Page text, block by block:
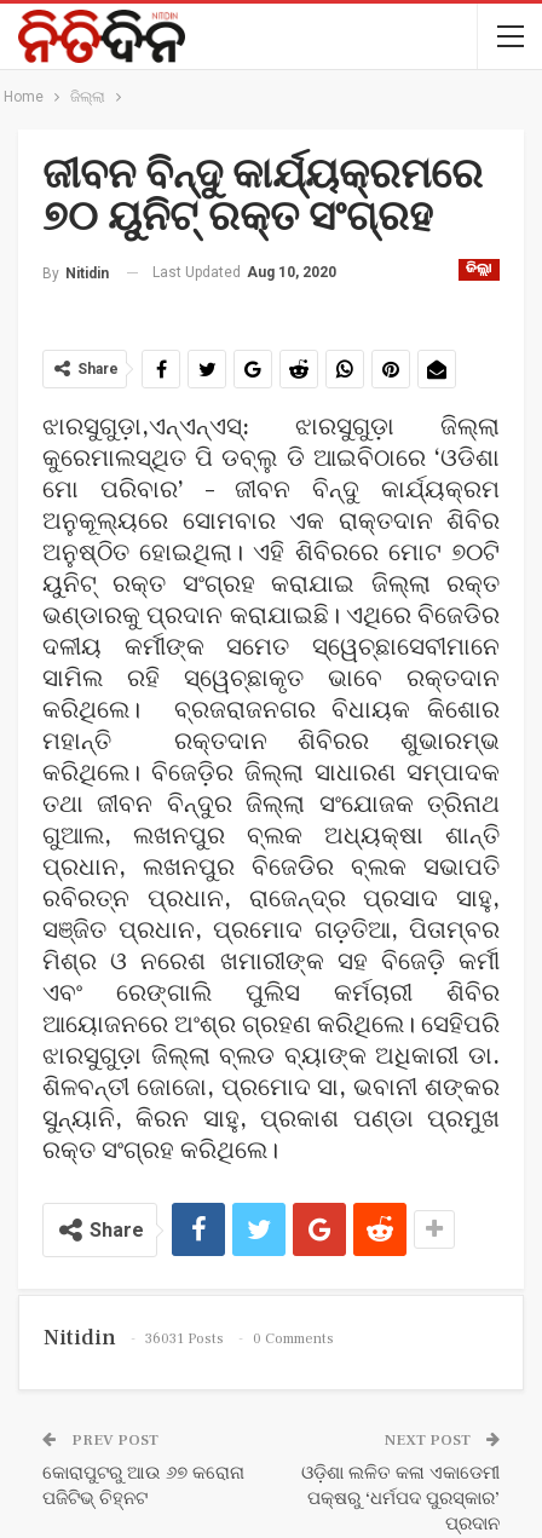
Home ଜିଲ୍ଲା
ଜୀବନ ବିନ୍ଦୁ କାର୍ଯ୍ୟକ୍ରମରେ
୭୦ ୟୁନିଟ୍ ରକ୍ତ ସଂଗ୍ରହ
ଜିଲ୍ଲା
By Nitidin Last Updated Aug 10, 2020
Share
ଝାରସୁଗୁଡ଼ା,ଏନ୍ଏନ୍ଏସ୍: ଝାରସୁଗୁଡ଼ା ଜିଲ୍ଲା
କୁରେମାଲସ୍ଥିତ ପି ଡବ୍ଲୁ ଡି ଆଇବିଠାରେ ‘ଓଡିଶା
ମୋ ପରିବାର’ – ଜୀବନ ବିନ୍ଦୁ କାର୍ଯ୍ୟକ୍ରମ
ଅନୁକୂଲ୍ୟରେ ସୋମବାର ଏକ ରାକ୍ତଦାନ ଶିବିର
ଅନୁଷ୍ଠିତ ହୋଇଥିଲା। ଏହି ଶିବିରରେ ମୋଟ ୭୦ଟି
ୟୁନିଟ୍ ରକ୍ତ ସଂଗ୍ରହ କରାଯାଇ ଜିଲ୍ଲା ରକ୍ତ
ଭଣ୍ଡାରକୁ ପ୍ରଦାନ କରାଯାଇଛି। ଏଥିରେ ବିଜେଡିର
ଦଳୀୟ କର୍ମୀଙ୍କ ସମେତ ସ୍ୱେଚ୍ଛାସେବୀମାନେ
ସାମିଲ ରହି ସ୍ୱେଚ୍ଛାକୃତ ଭାବେ ରକ୍ତଦାନ
କରିଥିଲେ। ବ୍ରଜରାଜନଗର ବିଧାୟକ କିଶୋର
ମହାନ୍ତି ରକ୍ତଦାନ ଶିବିରର ଶୁଭାରମ୍ଭ
କରିଥିଲେ। ବିଜେଡ଼ିର ଜିଲ୍ଲା ସାଧାରଣ ସମ୍ପାଦକ
ତଥା ଜୀବନ ବିନ୍ଦୁର ଜିଲ୍ଲା ସଂଯୋଜକ ତ୍ରିନାଥ
ଗୁଆଲ, ଲଖନପୁର ବ୍ଲକ ଅଧ୍ୟକ୍ଷା ଶାନ୍ତି
ପ୍ରଧାନ, ଲଖନପୁର ବିଜେଡିର ବ୍ଲକ ସଭାପତି
ରବିରତ୍ନ ପ୍ରଧାନ, ରାଜେନ୍ଦ୍ର ପ୍ରସାଦ ସାହୁ,
ସଞ୍ଜିତ ପ୍ରଧାନ, ପ୍ରମୋଦ ଗଡ଼ତିଆ, ପିତାମ୍ବର
ମିଶ୍ର ଓ ନରେଶ ଖମାରୀଙ୍କ ସହ ବିଜେଡ଼ି କର୍ମୀ
ଏବଂ ରେଙ୍ଗାଲି ପୁଲିସ କର୍ମଚାରୀ ଶିବିର
ଆୟୋଜନରେ ଅଂଶ୍ର ଗ୍ରହଣ କରିଥିଲେ। ସେହିପରି
ଝାରସୁଗୁଡ଼ା ଜିଲ୍ଲା ବ୍ଲଡ ବ୍ୟାଙ୍କ ଅଧିକାରୀ ଡା.
ଶିଳବନ୍ତୀ ଜୋଜୋ, ପ୍ରମୋଦ ସା, ଭବାନୀ ଶଙ୍କର
ସୁନ୍ୟାନି, କିରନ ସାହୁ, ପ୍ରକାଶ ପଣ୍ଡା ପ୍ରମୁଖ
ରକ୍ତ ସଂଗ୍ରହ କରିଥିଲେ।
Share
Nitidin 36031 Posts 0 Comments
PREV POST
କୋରାପୁଟରୁ ଆଉ ୬୭ କରୋନା
ପଜିଟିଭ୍ ଚିହ୍ନଟ
NEXT POST
ଓଡ଼ିଶା ଲଳିତ କଳା ଏକାଡେମୀ
ପକ୍ଷରୁ ‘ଧର୍ମପଦ ପୁରସ୍କାର’
ପ୍ରଦାନ